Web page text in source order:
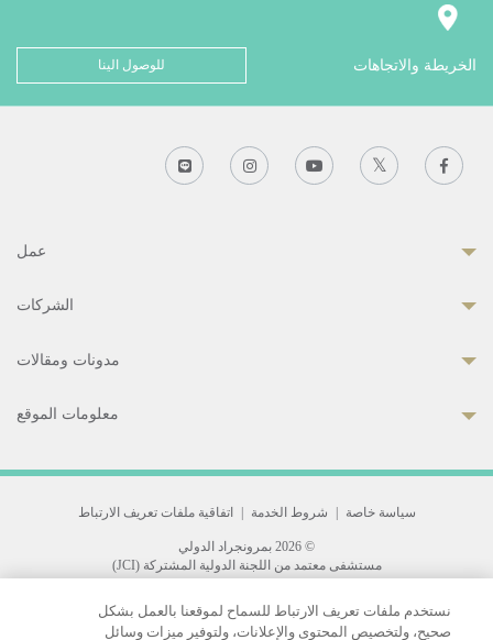
الخريطة والاتجاهات للوصول الينا
عمل
الشركات
مدونات ومقالات
معلومات الموقع
سياسة خاصة شروط الخدمة اتفاقية ملفات تعريف الارتباط
© 2026 بمرونجراد الدولي
مستشفى معتمد من اللجنة الدولية المشتركة (JCI)
33 Sukhumvit 3, Wattana, Bangkok 10110 Thailand.
All rights reserved.
نستخدم ملفات تعريف الارتباط للسماح لموقعنا بالعمل بشكل
صحيح، ولتخصيص المحتوى والإعلانات، ولتوفير ميزات وسائل